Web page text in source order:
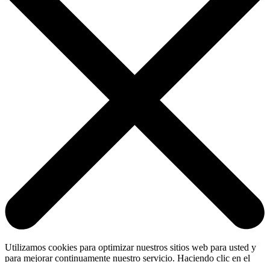
Utilizamos cookies para optimizar nuestros sitios web para usted y
para mejorar continuamente nuestro servicio. Haciendo clic en el